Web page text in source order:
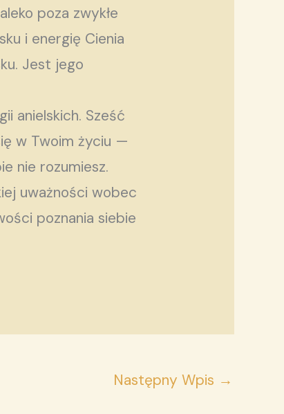
poza zwykłe
i energię Cienia
Jest jego
anielskich. Sześć
w Twoim życiu —
nie rozumiesz.
uważności wobec
poznania siebie
Następny Wpis →